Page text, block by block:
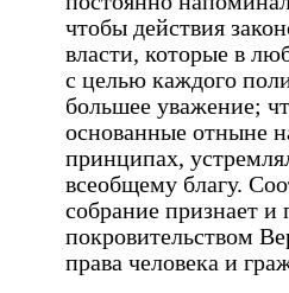
чтобы действия
власти, которые в
с целью каждого
большее уважение;
основанные отныне
принципах,
всеобщему благу.
собрание признает и
покровительством
права человека и